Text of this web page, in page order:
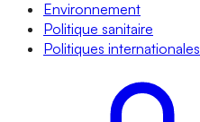
Environnement
Politique sanitaire
Politiques internationales